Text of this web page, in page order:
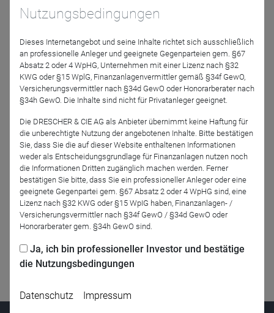
05. November 2024 | 11:00 Uhr
Jetzt für das Partner-Webinar anmelden
Zurück
Nutzungsbedingungen
Dieses Internetangebot und seine Inhalte richtet sich ausschließlich
an professionelle Anleger und geeignete Gegenparteien gem. §67
Absatz 2 oder 4 WpHG, Unternehmen mit einer Lizenz nach §32
KWG oder §15 WplG, Finanzanlagenvermittler gemäß §34f GewO,
Versicherungsvermittler nach §34d GewO oder Honorarberater nach
§34h GewO. Die Inhalte sind nicht für Privatanleger geeignet.
Die DRESCHER & CIE AG als Anbieter übernimmt keine Haftung für
die unberechtigte Nutzung der angebotenen Inhalte. Bitte bestätigen
Sie, dass Sie die auf dieser Website enthaltenen Informationen
weder als Entscheidungsgrundlage für Finanzanlagen nutzen noch
die Informationen Dritten zugänglich machen werden. Ferner
bestätigen Sie bitte, dass Sie ein professioneller Anleger oder eine
geeignete Gegenpartei gem. §67 Absatz 2 oder 4 WpHG sind, eine
Lizenz nach §32 KWG oder §15 WpIG haben, Finanzanlagen- /
Versicherungsvermittler nach §34f GewO / §34d GewO oder
Honorarberater gem. §34h GewO sind.
Ja, ich bin professioneller Investor und bestätige
die Nutzungsbedingungen
Datenschutz Impressum